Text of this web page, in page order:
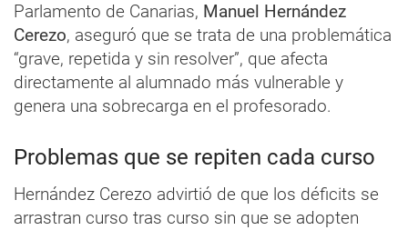
Parlamento de Canarias, Manuel Hernández
Cerezo, aseguró que se trata de una problemática
“grave, repetida y sin resolver”, que afecta
directamente al alumnado más vulnerable y
genera una sobrecarga en el profesorado.
Problemas que se repiten cada curso
Hernández Cerezo advirtió de que los déficits se
arrastran curso tras curso sin que se adopten